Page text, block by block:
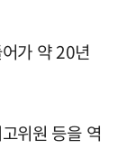
가 약 20년
위원 등을 역